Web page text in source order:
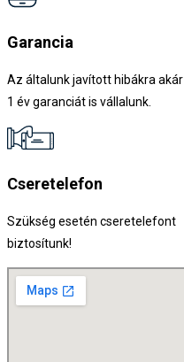
Garancia
Az általunk javított hibákra akár
1 év garanciát is vállalunk.
Cseretelefon
Szükség esetén cseretelefont
biztosítunk!